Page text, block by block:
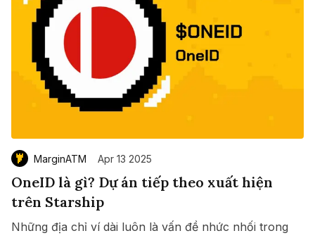
MarginATM Apr 13 2025
OneID là gì? Dự án tiếp theo xuất hiện
trên Starship
Những địa chỉ ví dài luôn là vấn đề nhức nhối trong